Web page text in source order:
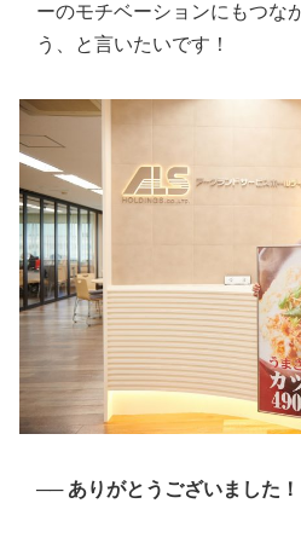
ーのモチベーションにもつな
う、と言いたいです！
── ありがとうございました！